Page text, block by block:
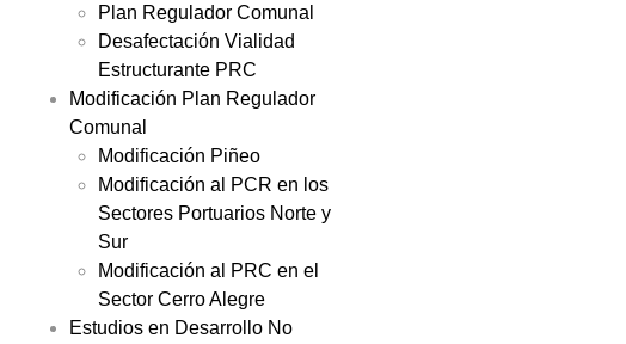
Plan Regulador Comunal
Desafectación Vialidad
Estructurante PRC
Modificación Plan Regulador
Comunal
Modificación Piñeo
Modificación al PCR en los
Sectores Portuarios Norte y
Sur
Modificación al PRC en el
Sector Cerro Alegre
Estudios en Desarrollo No